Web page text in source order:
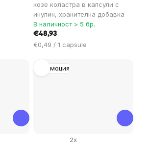
козе коластра в капсули с
инулин, хранителна добавка
В наличност > 5 бр.
€48,93
Цена
мярка:
€0,49 / 1 capsule
Промоция
2x